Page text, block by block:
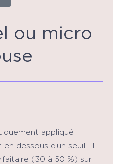
ou micro
appliqué
dessous d’un seuil. Il
(30 à 50 %) sur